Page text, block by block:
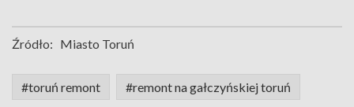
Źródło: Miasto Toruń
#toruń remont #remont na gałczyńskiej toruń